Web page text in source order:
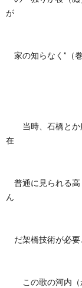
が
家の知らなく”（
当時、石橋とか
在
普通に見られる高
ん
だ架橋技術が必要
この歌の河内（